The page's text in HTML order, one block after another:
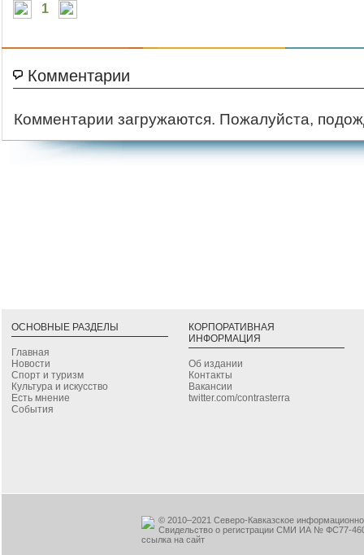
1
Комментарии
Комментарии загружаются. Пожалуйста,
ОСНОВНЫЕ РАЗДЕЛЫ
Главная
Новости
Спорт и туризм
Культура и искусство
Есть мнение
События
КОРПОРАТИВНАЯ
ИНФОРМАЦИЯ
Об издании
Контакты
Вакансии
twitter.com/contrasterra
© 2010–2021 Северо-Кавказское
Свидельство о регистрации СМИ ИА № ФС77-
ссылка на сайт